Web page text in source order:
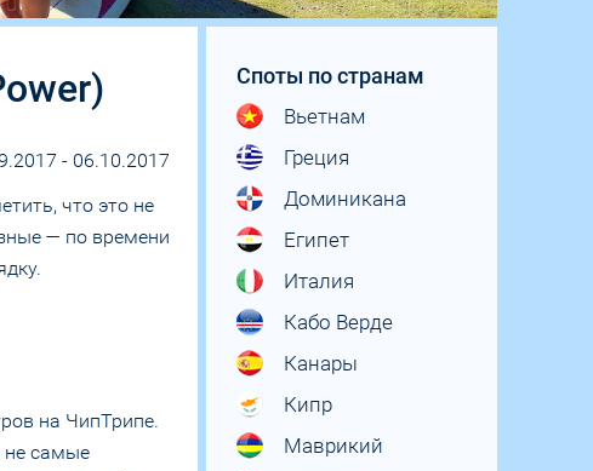
- 06.10.2017
что это не
— по времени
на ЧипТрипе.
не самые
Споты по странам
Вьетнам
Греция
Доминикана
Египет
Италия
Кабо Верде
Канары
Кипр
Маврикий